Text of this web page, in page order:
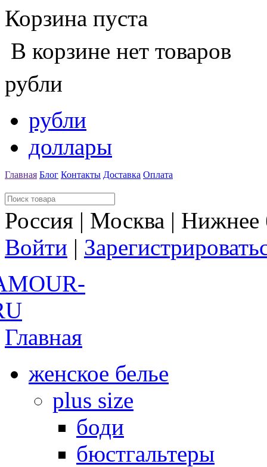
Корзина пуста
В корзине нет товаров
рубли
рубли
доллары
Главная Блог Контакты Доставка Оплата
Россия | Москва |
Войти |
Главная
женское белье
plus size
боди
бюстгальтеры